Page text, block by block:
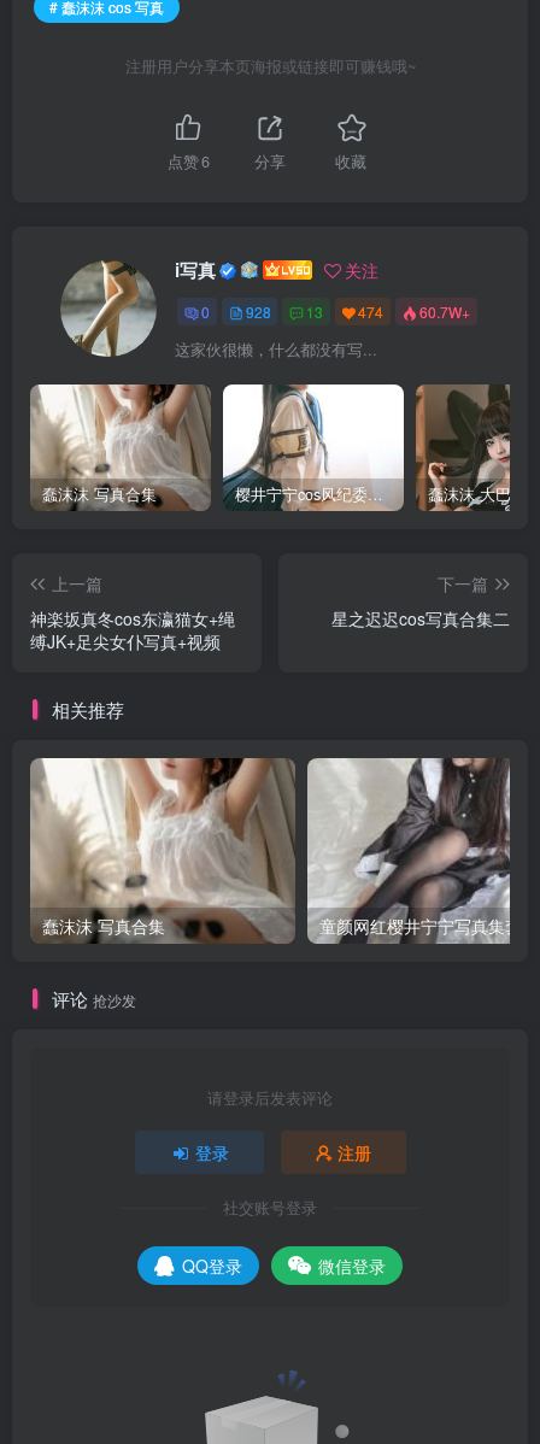
# 蠢沫沫 cos 写真
注册用户分享本页海报或链接即可赚钱哦~
点赞6 分享 收藏
i写真 关注
0 928 13 474 60.7W+
这家伙很懒，什么都没有写...
蠢沫沫 写真合集 樱井宁宁cos风纪委员写真套图
上一篇
神楽坂真冬cos东瀛猫女+绳
缚JK+足尖女仆写真+视频
下一篇
星之迟迟cos写真合集二
相关推荐
蠢沫沫 写真合集 童颜网红樱井宁宁写真集套图
评论 抢沙发
请登录后发表评论
登录 注册
社交账号登录
QQ登录 微信登录